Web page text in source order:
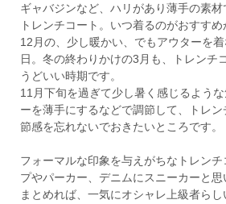
ギャバジンなど、ハリがあり薄手の素
トレンチコート。いつ着るのがおすす
12月の、少し暖かい、でもアウターを
日。冬の終わりかけの3月も、トレンチ
うどいい時期です。
11月下旬を過ぎて少し暑く感じるよう
ーを薄手にするなどで調節して、トレ
節感を忘れないでおきたいところです。
フォーマルな印象を与えがちなトレン
プやパーカー、デニムにスニーカーと
まとめれば、一気にオシャレ上級者らし